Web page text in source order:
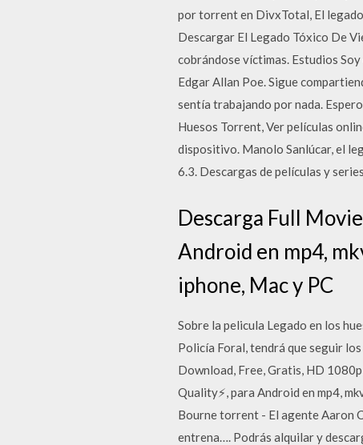
por torrent en DivxTotal, El
Descargar El Legado Tóxico De
cobrándose víctimas. Estudios
Edgar Allan Poe. Sigue
sentía trabajando por nada.
Huesos Torrent, Ver películas
dispositivo. Manolo Sanlúcar, el
6.3. Descargas de películas y
Descarga Full
Android en mp4,
iphone, Mac y PC
Sobre la pelicula Legado en los
Policía Foral, tendrá que seguir
Download, Free, Gratis, HD
Quality⚡, para Android en mp4,
Bourne torrent - El agente Aaron
entrena…. Podrás alquilar y